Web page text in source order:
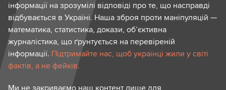
інформації на зрозумілі відповіді про те, що насправді
відбувається в Україні. Наша зброя проти маніпуляцій —
математика, статистика, докази, об’єктивна
журналістика, що ґрунтується на перевіреній
інформації. Підтримайте нас, щоб українці жили у світі
фактів, а не фейків.